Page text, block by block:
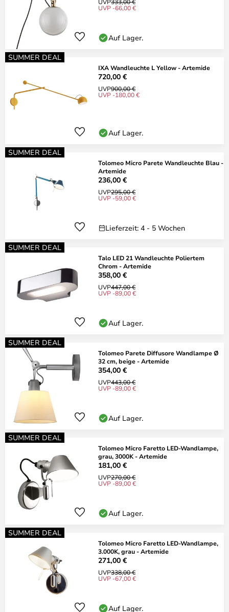
UVP -66,00 €
Auf Lager.
SUMMER DEAL
IXA Wandleuchte L Yellow - Artemide
720,00 €
UVP900,00 €
UVP -180,00 €
Auf Lager.
SUMMER DEAL
Tolomeo Micro Parete Wandleuchte Blau -
Artemide
236,00 €
UVP295,00 €
UVP -59,00 €
Lieferzeit: 4 - 5 Wochen
SUMMER DEAL
Talo LED 21 Wandleuchte Poliertem
Chrom - Artemide
358,00 €
UVP447,00 €
UVP -89,00 €
Auf Lager.
SUMMER DEAL
Tolomeo Parete Diffusore Wandlampe Ø
32 cm, beige - Artemide
354,00 €
UVP443,00 €
UVP -89,00 €
Auf Lager.
SUMMER DEAL
Tolomeo Micro Faretto LED-Wandlampe,
grau, 3000K - Artemide
181,00 €
UVP270,00 €
UVP -89,00 €
Auf Lager.
SUMMER DEAL
Tolomeo Micro Faretto LED-Wandlampe,
3.000K, grau - Artemide
271,00 €
UVP338,00 €
UVP -67,00 €
Auf Lager.